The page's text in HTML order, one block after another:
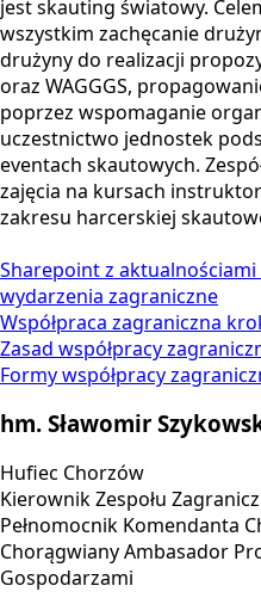
jest skauting światowy.
wszystkim zachęcanie
drużyny do realizacji
oraz WAGGGS,
poprzez wspomaganie
uczestnictwo jednostek
eventach skautowych.
zajęcia na kursach
zakresu harcerskiej
Sharepoint z
wydarzenia zagraniczne
Współpraca zagraniczna
Zasad współpracy
Formy współpracy
hm. Sławomir
Hufiec Chorzów
Kierownik Zespołu
Pełnomocnik Komendanta
Chorągwiany Ambasador
Gospodarzami